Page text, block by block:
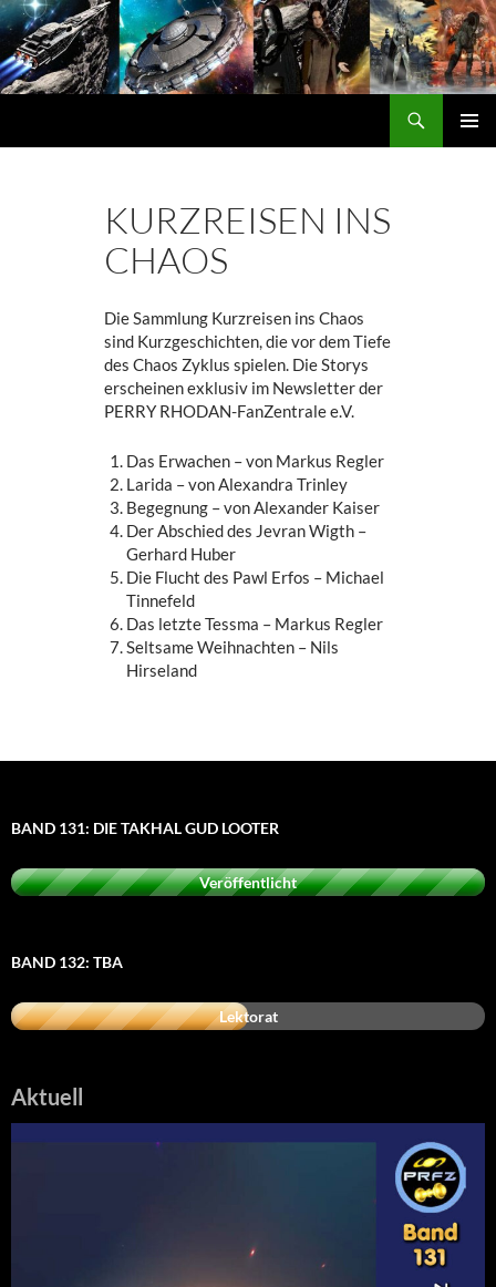
Zum
Inhalt
springen
KURZREISEN INS
CHAOS
Die Sammlung Kurzreisen ins Chaos
sind Kurzgeschichten, die vor dem Tiefe
des Chaos Zyklus spielen. Die Storys
erscheinen exklusiv im Newsletter der
PERRY RHODAN-FanZentrale e.V.
Das Erwachen – von Markus Regler
Larida – von Alexandra Trinley
Begegnung – von Alexander Kaiser
Der Abschied des Jevran Wigth –
Gerhard Huber
Die Flucht des Pawl Erfos – Michael
Tinnefeld
Das letzte Tessma – Markus Regler
Seltsame Weihnachten – Nils
Hirseland
BAND 131: DIE TAKHAL GUD LOOTER
Veröffentlicht
BAND 132: TBA
Lektorat
Aktuell